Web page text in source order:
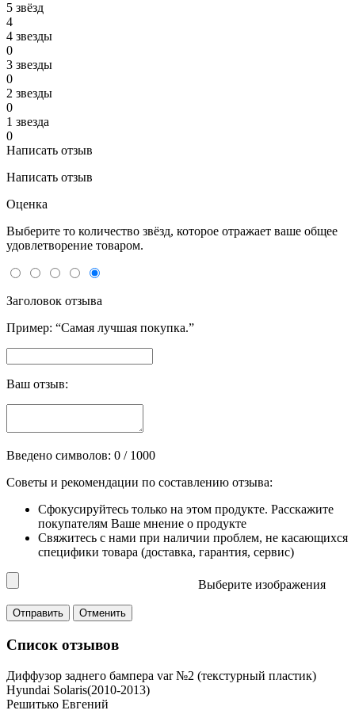
5 звёзд
4
4 звeзды
0
3 звeзды
0
2 звeзды
0
1 звeзда
0
Написать отзыв
Написать отзыв
Оценка
Выберите то количество звёзд, которое отражает ваше общее
удовлетворение товаром.
Заголовок отзыва
Пример: “Самая лучшая покупка.”
Ваш отзыв:
Введено символов: 0 / 1000
Советы и рекомендации по составлению отзыва:
Сфокусируйтесь только на этом продукте. Расскажите
покупателям Ваше мнение о продукте
Свяжитесь с нами при наличии проблем, не касающихся
специфики товара (доставка, гарантия, сервис)
Выберите изображения
Список отзывов
Диффузор заднего бампера var №2 (текстурный пластик)
Hyundai Solaris(2010-2013)
Решитько Евгений